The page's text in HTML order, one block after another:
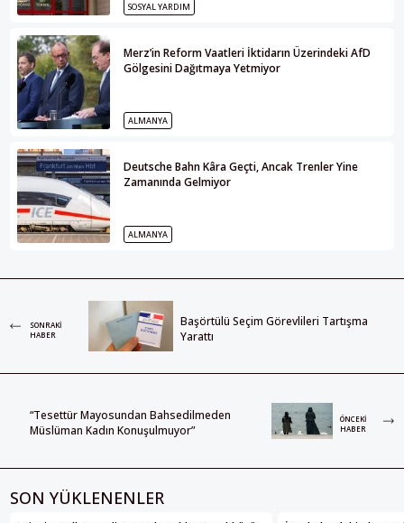
SOSYAL YARDIM
Merz’in Reform Vaatleri İktidarın Üzerindeki AfD
Gölgesini Dağıtmaya Yetmiyor
ALMANYA
Deutsche Bahn Kâra Geçti, Ancak Trenler Yine
Zamanında Gelmiyor
ALMANYA
SONRAKI
HABER
Başörtülü Seçim Görevlileri Tartışma
Yarattı
“Tesettür Mayosundan Bahsedilmeden
Müslüman Kadın Konuşulmuyor”
ÖNCEKI
HABER
SON YÜKLENENLER